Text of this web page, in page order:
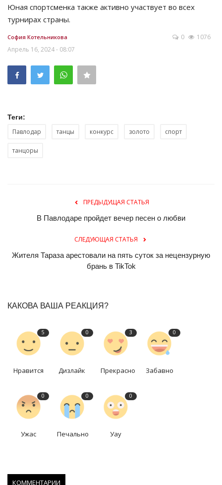
Юная спортсменка также активно участвует во всех
турнирах страны.
София Котельникова
Апрель 16, 2024 - 08:07
0 1076
Теги:
Павлодар танцы конкурс золото спорт
танцоры
ПРЕДЫДУЩАЯ СТАТЬЯ
В Павлодаре пройдет вечер песен о любви
СЛЕДУЮЩАЯ СТАТЬЯ
Жителя Тараза арестовали на пять суток за нецензурную
брань в TikTok
КАКОВА ВАША РЕАКЦИЯ?
5
Нравится
0
Дизлайк
3
Прекрасно
0
Забавно
0
Ужас
0
Печально
0
Уау
КОММЕНТАРИИ